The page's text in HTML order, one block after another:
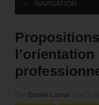
NAVIGATION
Daniel Lamar